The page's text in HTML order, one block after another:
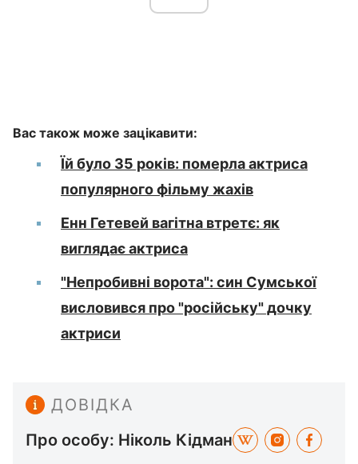
Вас також може зацікавити:
Їй було 35 років: померла актриса
популярного фільму жахів
Енн Гетевей вагітна втретє: як
виглядає актриса
"Непробивні ворота": син Сумської
висловився про "російську" дочку
актриси
ДОВІДКА
Про особу: Ніколь Кідман